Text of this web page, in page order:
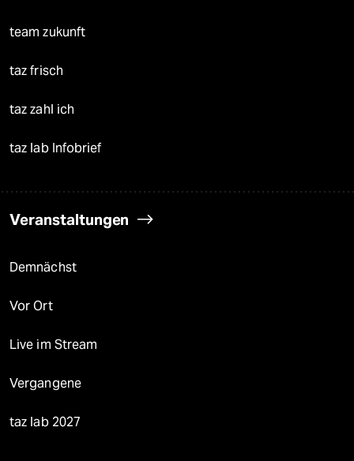
team zukunft
taz frisch
taz zahl ich
taz lab Infobrief
Veranstaltungen
Demnächst
Vor Ort
Live im Stream
Vergangene
taz lab 2027